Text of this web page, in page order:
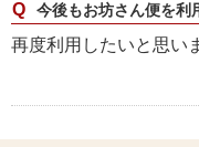
今後もお坊さん便を利
再度利用したいと思い